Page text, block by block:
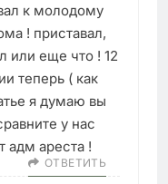
к молодому
! приставал,
или еще что ! 12
теперь ( как
я думаю вы
у нас
адм ареста !
ОТВЕТИТЬ